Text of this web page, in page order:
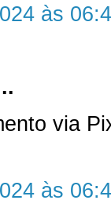
às
via
às